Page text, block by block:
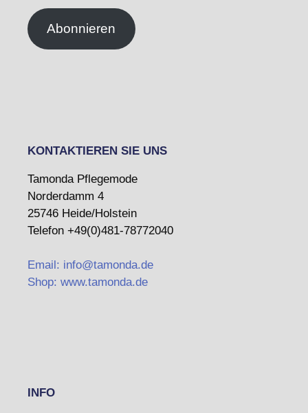
Abonnieren
KONTAKTIEREN SIE UNS
Tamonda Pflegemode
Norderdamm 4
25746 Heide/Holstein
Telefon +49(0)481-78772040
Email: info@tamonda.de
Shop: www.tamonda.de
INFO